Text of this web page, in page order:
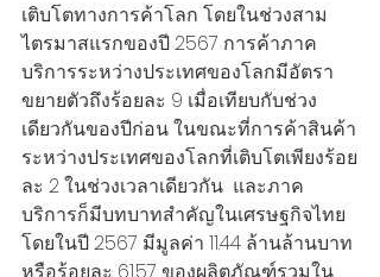
เติบโตทางการค้าโลก โดยในช่วงสาม
ไตรมาสแรกของปี 2567 การค้าภาค
บริการระหว่างประเทศของโลกมีอัตรา
ขยายตัวถึงร้อยละ 9 เมื่อเทียบกับช่วง
เดียวกันของปีก่อน ในขณะที่การค้าสินค้า
ระหว่างประเทศของโลกที่เติบโตเพียงร้อย
ละ 2 ในช่วงเวลาเดียวกัน  และภาค
บริการก็มีบทบาทสำคัญในเศรษฐกิจไทย
โดยในปี 2567 มีมูลค่า 11.44 ล้านล้านบาท